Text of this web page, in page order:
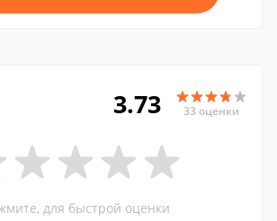
3.73 33 оценки
для быстрой оценки